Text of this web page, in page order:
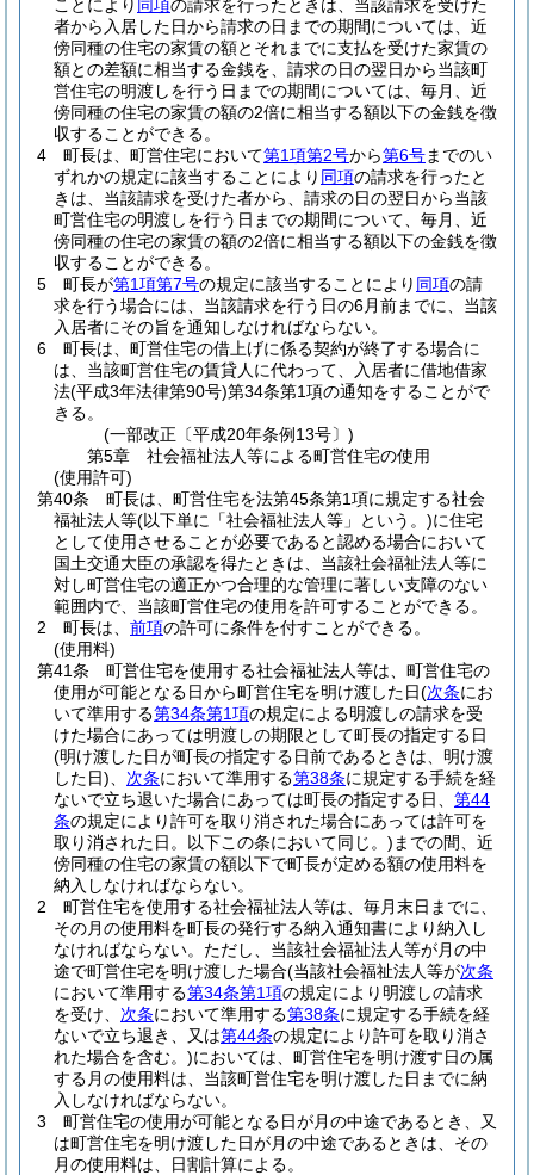
ことにより 同項の請求を行ったときは、当該請求を受けた
者から入居した日から請求の日までの期間については、近
傍同種の住宅の家賃の額とそれまでに支払を受けた家賃の
額との差額に相当する金銭を、請求の日の翌日から当該町
営住宅の明渡しを行う日までの期間については、毎月、近
傍同種の住宅の家賃の額の2倍に相当する額以下の金銭を徴
収することができる。
4
町長は、町営住宅において第1項第2号から第6号までのい
ずれかの規定に該当することにより 同項の請求を行ったと
きは、当該請求を受けた者から、請求の日の翌日から当該
町営住宅の明渡しを行う日までの期間について、毎月、近
傍同種の住宅の家賃の額の2倍に相当する額以下の金銭を徴
収することができる。
5
町長が第1項第7号の規定に該当することにより 同項の請
求を行う場合には、当該請求を行う日の6月前までに、当該
入居者にその旨を通知しなければならない。
6
町長は、町営住宅の借上げに係る契約が終了する場合に
は、当該町営住宅の賃貸人に代わって、入居者に借地借家
法(平成3年法律第90号)第34条第1項の通知をすることがで
きる。
(一部改正〔平成20年条例13号〕)
第5章
社会福祉法人等による町営住宅の使用
(使用許可)
第40条
町長は、町営住宅を法第45条第1項に規定する社会
福祉法人等(以下単に「社会福祉法人等」という。)に住宅
として使用させることが必要であると認める場合において
国土交通大臣の承認を得たときは、当該社会福祉法人等に
対し町営住宅の適正かつ合理的な管理に著しい支障のない
範囲内で、当該町営住宅の使用を許可することができる。
2
町長は、 前項の許可に条件を付すことができる。
(使用料)
第41条
町営住宅を使用する社会福祉法人等は、町営住宅の
使用が可能となる日から町営住宅を明け渡した日(次条にお
いて準用する第34条第1項の規定による明渡しの請求を受
けた場合にあっては明渡しの期限として町長の指定する日
(明け渡した日が町長の指定する日前であるときは、明け渡
した日)
次条において準用する第38条に規定する手続を経
ないで立ち退いた場合にあっては町長の指定する日、 第44
条の規定により許可を取り消された場合にあっては許可を
取り消された日。以下この条において同じ。) までの間、近
傍同種の住宅の家賃の額以下で町長が定める額の使用料を
納入しなければならない。
2
町営住宅を使用する社会福祉法人等は、毎月末日までに、
その月の使用料を町長の発行する納入通知書により納入し
なければならない。 ただし、当該社会福祉法人等が月の中
途で町営住宅を明け渡した場合(当該社会福祉法人等が次条
において準用する第34条第1項の規定により明渡しの請求
を受け、 次条において準用する第38条に規定する手続を経
ないで立ち退き、又は第44条の規定により許可を取り消さ
れた場合を含む。)においては、町営住宅を明け渡す日の属
する月の使用料は、当該町営住宅を明け渡した日までに納
入しなければならない。
3
町営住宅の使用が可能となる日が月の中途であるとき、又
は町営住宅を明け渡した日が月の中途であるときは、その
月の使用料は、日割計算による。